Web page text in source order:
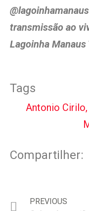
transmissão ao
Lagoinha Manaus
Tags
Antonio Cirilo,
Compartilher:
PREVIOUS